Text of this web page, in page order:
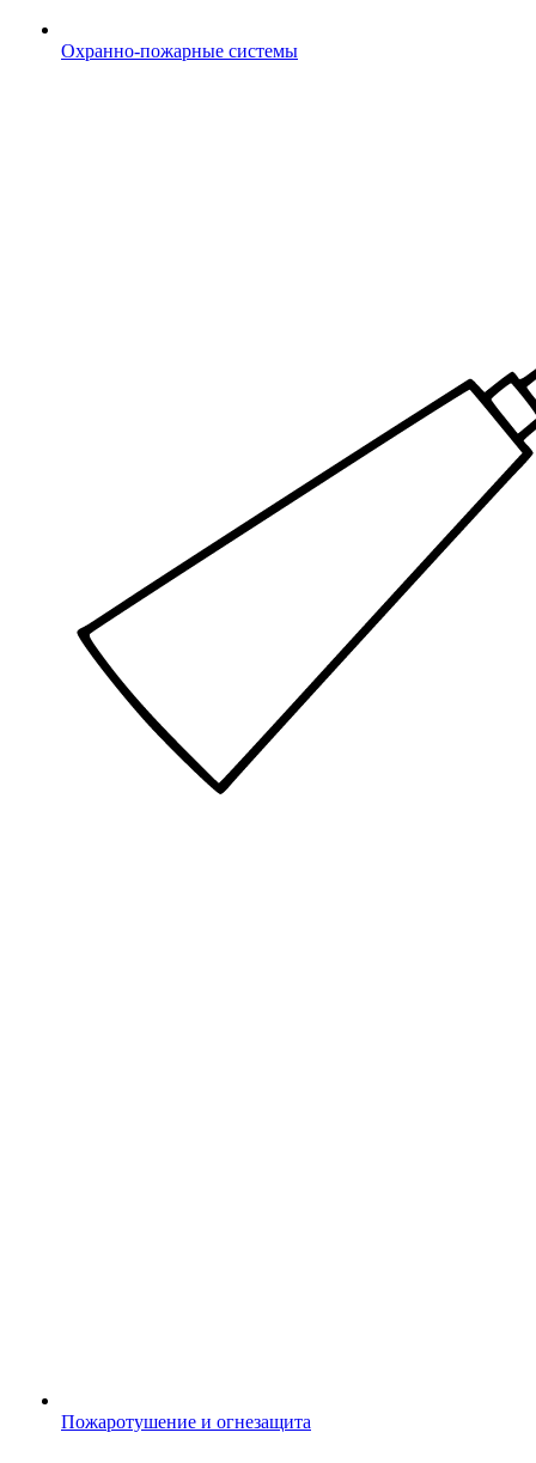
Охранно-пожарные системы
Пожаротушение и огнезащита